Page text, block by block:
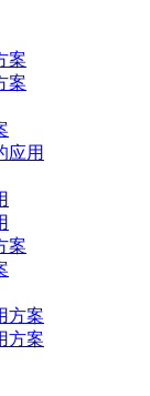
案
案
应用
案
方案
方案